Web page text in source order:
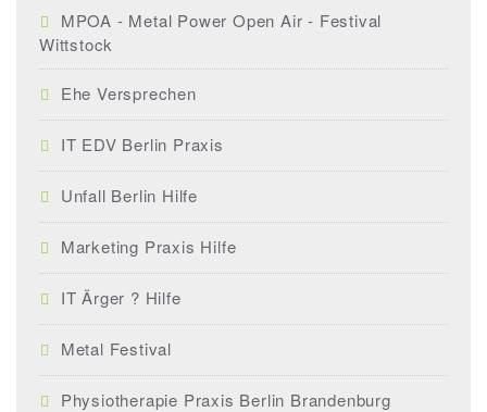
MPOA - Metal Power Open Air - Festival
Wittstock
Ehe Versprechen
IT EDV Berlin Praxis
Unfall Berlin Hilfe
Marketing Praxis Hilfe
IT Ärger ? Hilfe
Metal Festival
Physiotherapie Praxis Berlin Brandenburg